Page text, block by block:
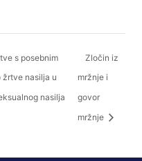
s posebnim
žrtve nasilja u
nasilja
Zločin iz
mržnje i
govor
mržnje